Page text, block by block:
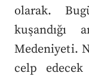
olarak.
kuşandığı
Medeniyeti.
celp